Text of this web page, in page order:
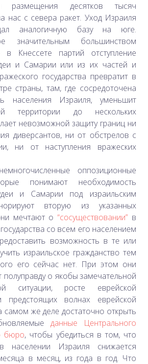
размещения десятков тысяч
нас с севера ракет. Уход Израиля
аналогичную базу на юге.
значительным большинством
в Кнессете партий отступление
и Самарии или из их частей и
государства превратит в
страны, там, где сосредоточена
населения Израиля, уменьшит
территории до нескольких
невозможной защиту границ ни
диверсантов, ни от обстрелов с
ни от наступления вражеских
оппозиционные
понимают необходимость
и Самарии под израильским
вторую из указанных
мечтают о“сосуществовании” в
со всем его населением
возможность в те или
израильское гражданство тем
его сейчас нет. При этом они
полуправду о якобы замечательной
ситуации, росте еврейской
предстоящих волнах еврейской
самом же деле достаточно открыть
данные Центрального
бюро, чтобы убедиться в том, что
населении Израиля снижается
в месяц, из года в год. Что